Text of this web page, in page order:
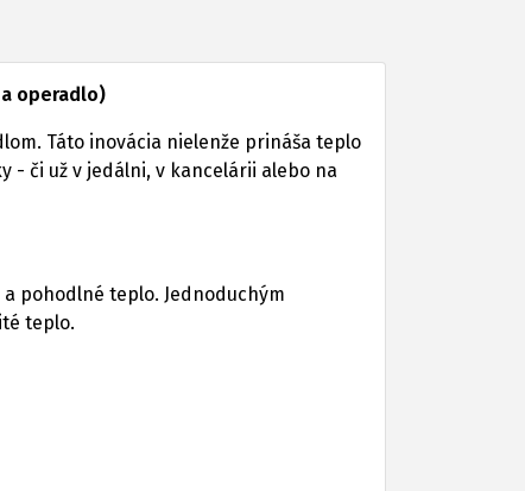
operadlo)
Táto inovácia nielenže prináša teplo
- či už v jedálni, v kancelárii alebo na
pohodlné teplo. Jednoduchým
teplo.